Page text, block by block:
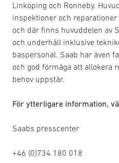
Linköping och Ronneby.
inspektioner och
och där finns huvuddelen av
och underhåll inklusive
baspersonal. Saab har även
och god förmåga att allokera
behov uppstår.
För ytterligare information,
Saabs presscenter
+46 (0)734 180 018